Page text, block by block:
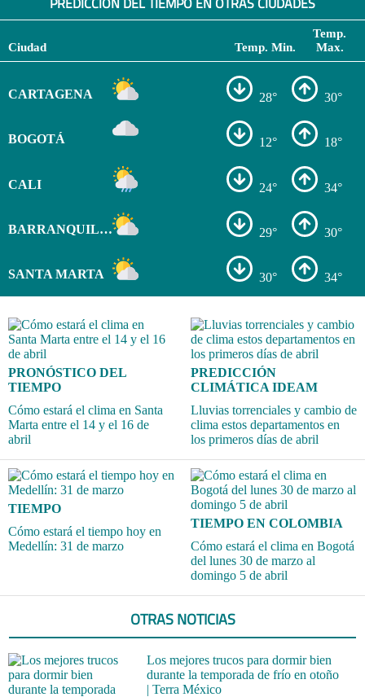
Ciudad Temp. Min.
Temp.
Max.
CARTAGENA 28° 30°
BOGOTÁ 12° 18°
CALI 24° 34°
BARRANQUILLA 29° 30°
SANTA MARTA 30° 34°
PRONÓSTICO DEL
TIEMPO
Cómo estará el clima en Santa
Marta entre el 14 y el 16 de
abril
PREDICCIÓN
CLIMÁTICA IDEAM
Lluvias torrenciales y cambio de
clima estos departamentos en
los primeros días de abril
TIEMPO
Cómo estará el tiempo hoy en
Medellín: 31 de marzo
TIEMPO EN COLOMBIA
Cómo estará el clima en Bogotá
del lunes 30 de marzo al
domingo 5 de abril
OTRAS NOTICIAS
Los mejores trucos para dormir bien
durante la temporada de frío en otoño
| Terra México